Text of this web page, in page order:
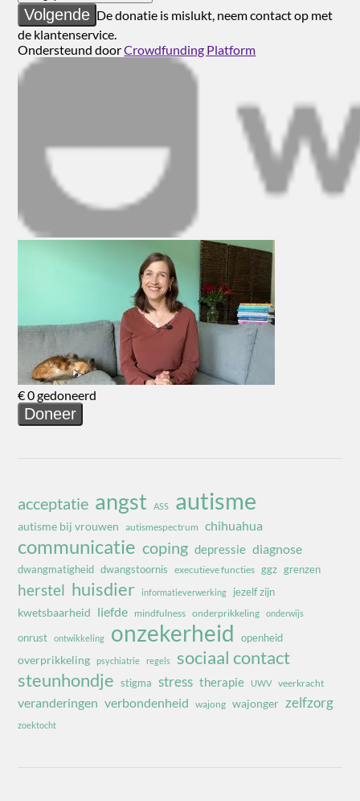
acceptatie angst ASS autisme
autisme bij vrouwen autismespectrum chihuahua
communicatie coping depressie diagnose
dwangmatigheid dwangstoornis executieve functies ggz grenzen
herstel huisdier informatieverwerking jezelf zijn
kwetsbaarheid liefde mindfulness onderprikkeling onderwijs
onrust ontwikkeling onzekerheid openheid
overprikkeling psychiatrie regels
sociaal contact
steunhondje stigma stress therapie UWV veerkracht
veranderingen verbondenheid wajong wajonger zelfzorg
zoektocht